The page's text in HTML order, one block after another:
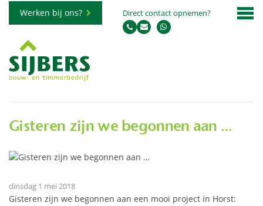
Werken bij ons? Direct contact opnemen?
Gisteren zijn we begonnen aan …
dinsdag 1 mei 2018
Gisteren zijn we begonnen aan een mooi project in Horst: